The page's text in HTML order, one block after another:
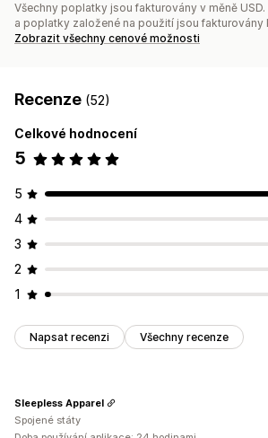
Všechny poplatky jsou fakturovány v měně
a poplatky založené na použití jsou fakturovány
Zobrazit všechny cenové možnosti
Recenze (52)
Celkové hodnocení
5
5
4
3
2
1
Napsat recenzi Všechny recenze
Sleepless Apparel
Spojené státy